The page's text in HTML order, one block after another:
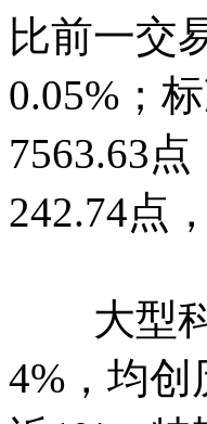
比前一交
0.05%；
7563.63
242.74点
大型科
4%，均